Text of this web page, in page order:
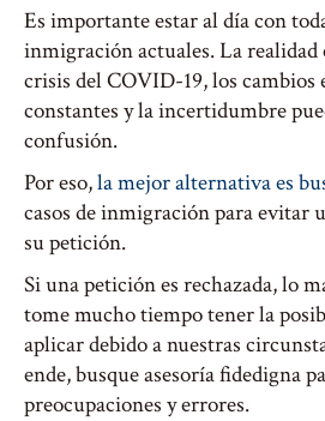
Es importante estar al día con
inmigración actuales. La realidad
crisis del COVID-19, los cambios
constantes y la incertidumbre
confusión.
Por eso,la mejor alternativa es
casos de inmigración para evitar
su petición.
Si una petición es rechazada, lo
tome mucho tiempo tener la
aplicar debido a nuestras
ende, busque asesoría fidedigna
preocupaciones y errores.